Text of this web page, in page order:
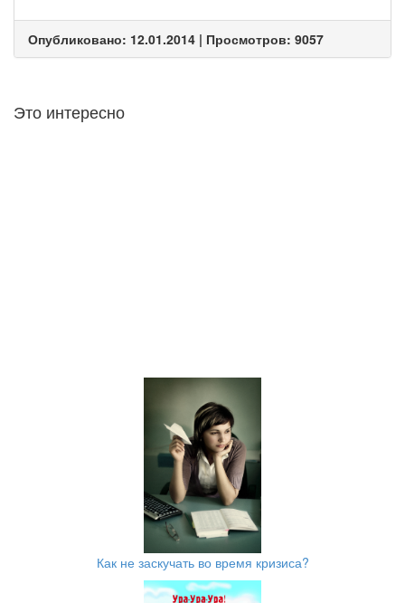
Опубликовано: 12.01.2014 | Просмотров: 9057
Это интересно
Как не заскучать во время кризиса?